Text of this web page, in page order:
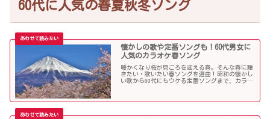
60代に人気の春夏秋冬ソング
懐かしの歌や定番ソングも！60代男女に
人気のカラオケ春ソング
暖かくなり桜が見ごろを迎える春。そんな春に聴
きたい・歌いたい春ソングを選曲！昭和の懐かし
い歌から60代にもウケる定番ソングまで、カラオ